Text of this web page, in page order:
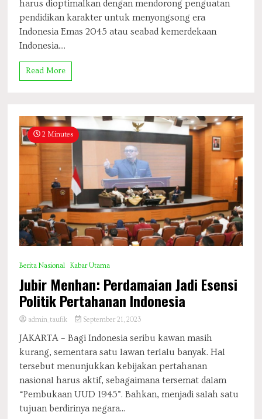
harus dioptimalkan dengan mendorong penguatan
pendidikan karakter untuk menyongsong era
Indonesia Emas 2045 atau seabad kemerdekaan
Indonesia....
Read More
2 Minutes
Berita Nasional Kabar Utama
Jubir Menhan: Perdamaian Jadi Esensi
Politik Pertahanan Indonesia
admin_taufik September 21, 2023
JAKARTA – Bagi Indonesia seribu kawan masih
kurang, sementara satu lawan terlalu banyak. Hal
tersebut menunjukkan kebijakan pertahanan
nasional harus aktif, sebagaimana tersemat dalam
“Pembukaan UUD 1945”. Bahkan, menjadi salah satu
tujuan berdirinya negara...